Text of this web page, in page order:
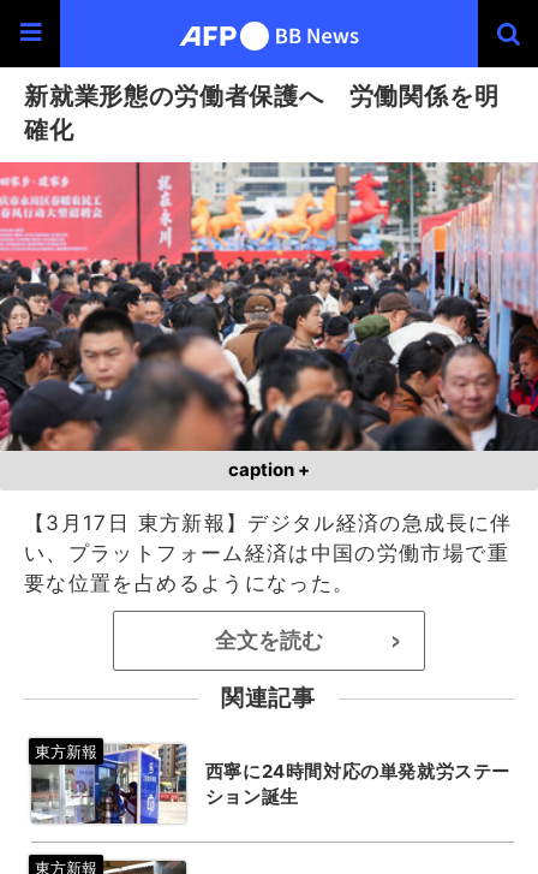
新就業形態の労働者保護へ 労働関係を明
確化
caption +
【3月17日 東方新報】デジタル経済の急成長に伴
い、プラットフォーム経済は中国の労働市場で重
要な位置を占めるようになった。
全文を読む >
関連記事
西寧に24時間対応の単発就労ステー
ション誕生